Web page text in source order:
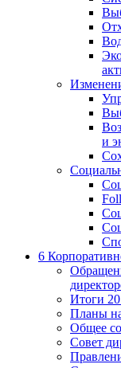
и
6
Итоги
Планы
Общее
Совет